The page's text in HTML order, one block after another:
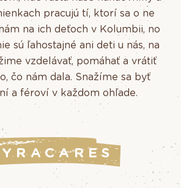
pracujú tí, ktorí sa o ne
na ich deťoch v Kolumbii, no
sú ľahostajné ani deti u nás, na
vzdelávať, pomáhať a vrátiť
čo nám dala. Snažíme sa byť
a féroví v každom ohľade.